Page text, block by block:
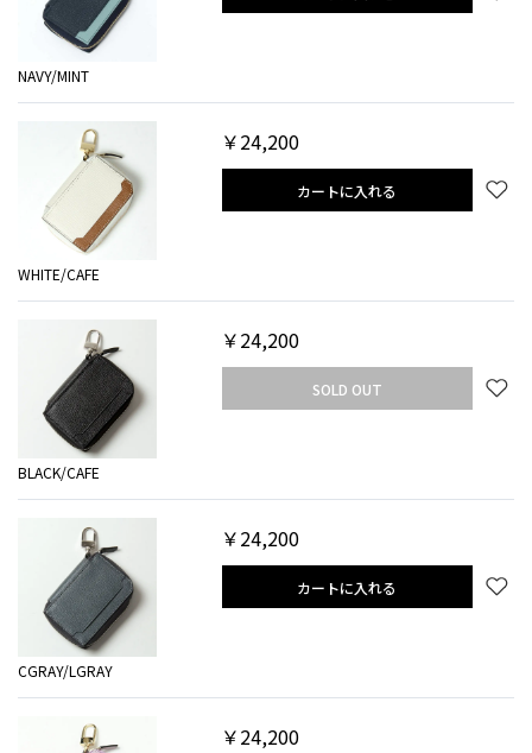
NAVY/MINT
WHITE/CAFE
￥24,200
カートに入れる
BLACK/CAFE
￥24,200
SOLD OUT
CGRAY/LGRAY
￥24,200
カートに入れる
￥24,200